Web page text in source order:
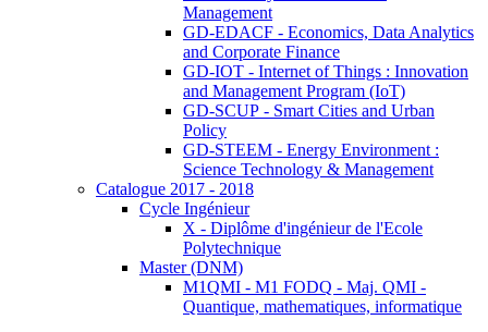
Management
GD-EDACF - Economics, Data Analytics
and Corporate Finance
GD-IOT - Internet of Things : Innovation
and Management Program (IoT)
GD-SCUP - Smart Cities and Urban
Policy
GD-STEEM - Energy Environment :
Science Technology & Management
Catalogue 2017 - 2018
Cycle Ingénieur
X - Diplôme d'ingénieur de l'Ecole
Polytechnique
Master (DNM)
M1QMI - M1 FODQ - Maj. QMI -
Quantique, mathematiques, informatique